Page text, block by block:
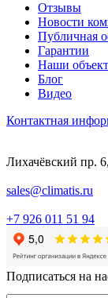
Отзывы
Новости
Публичная
Гарантии
Наши
Блог
Видео
Контактная
Лихачёвский пр.
sales@climatis.ru
+7 926 011 51 94
Подписаться на